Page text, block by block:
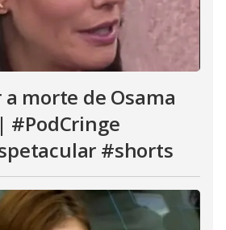
morte de Osama
#PodCringe
#shorts